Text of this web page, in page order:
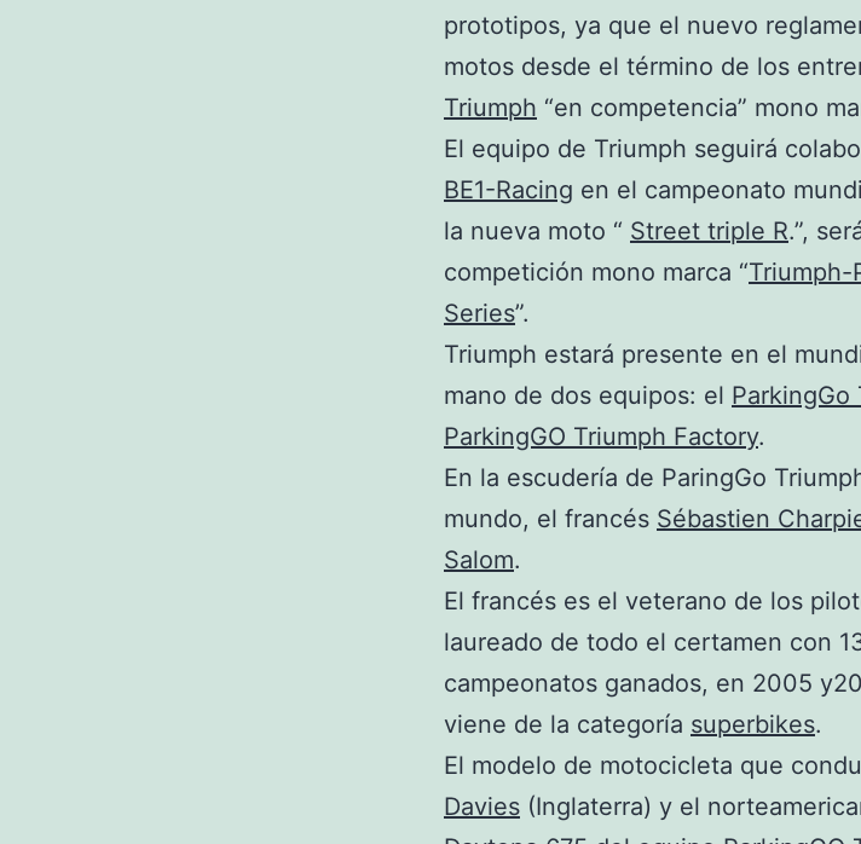
prototipos, ya que el nuevo
motos desde el término de los
Triumph “en competencia” mono
El equipo de Triumph seguirá
BE1-Racing en el campeonato
la nueva moto “ Street triple R.”,
competición mono marca “Triumph-
Series”.
Triumph estará presente en el
mano de dos equipos: el ParkingGo
ParkingGO Triumph Factory.
En la escudería de ParingGo
mundo, el francés Sébastien
Salom.
El francés es el veterano de los
laureado de todo el certamen con
campeonatos ganados, en 2005
viene de la categoría superbikes.
El modelo de motocicleta que
Davies (Inglaterra) y el